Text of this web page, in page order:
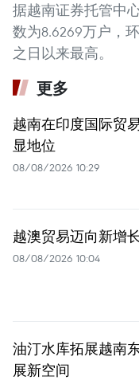
据越南证券托管中
数为8.6269万户，
之日以来最高。
更多
越南在印度国际贸
显地位
08/08/2026 10:29
越澳贸易迈向新增
08/08/2026 10:04
油汀水库拓展越南
展新空间